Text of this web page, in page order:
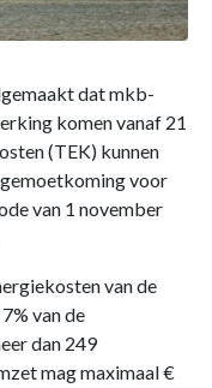
dat mkb-
komen vanaf 21
(TEK) kunnen
voor
van 1 november
van de
van de
dan 249
mag maximaal €